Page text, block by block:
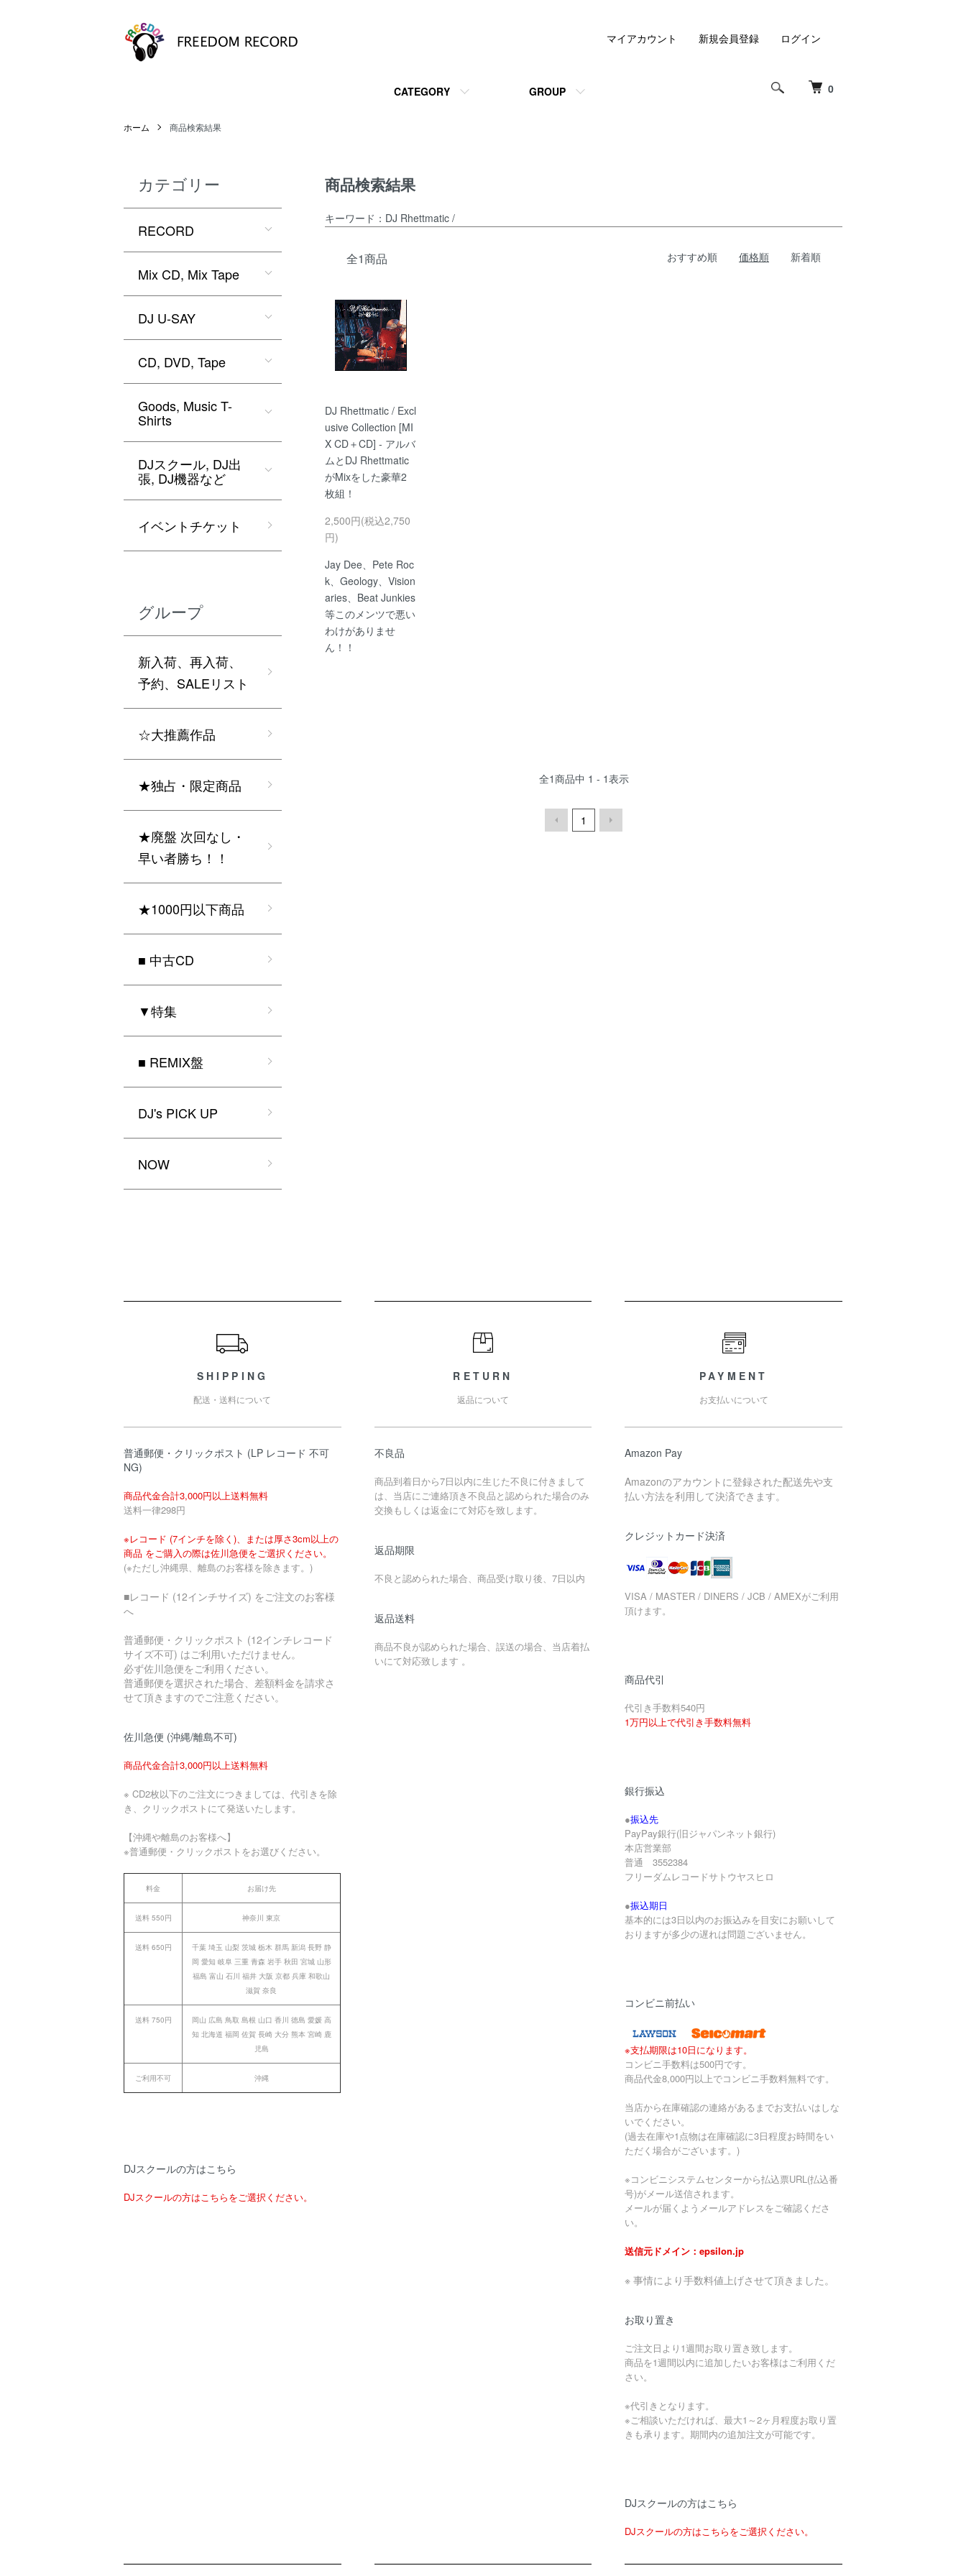
0
CATEGORY GROUP
マイアカウント 新規会員登録 ログイン
ホーム 商品検索結果
商品検索結果
キーワード：DJ Rhettmatic /
全1商品 おすすめ順 価格順 新着順
DJ Rhettmatic / Excl
usive Collection [MI
X CD＋CD] - アルバ
ムとDJ Rhettmatic
がMixをした豪華2
枚組！
2,500円(税込2,750
円)
Jay Dee、Pete Roc
k、Geology、Vision
aries、Beat Junkies
等このメンツで悪い
わけがありませ
ん！！
全1商品中 1 - 1表示
1
カテゴリー
RECORD
Mix CD, Mix Tape
DJ U-SAY
CD, DVD, Tape
Goods, Music T-
Shirts
DJスクール, DJ出
張, DJ機器など
イベントチケット
グループ
新入荷、再入荷、
予約、SALEリスト
☆大推薦作品
★独占・限定商品
★廃盤 次回なし・
早い者勝ち！！
★1000円以下商品
■ 中古CD
▼特集
■ REMIX盤
DJ's PICK UP
NOW
SHIPPING
配送・送料について
普通郵便・クリックポスト (LP レコード 不可
NG)
商品代金合計3,000円以上送料無料
送料一律298円
※レコード (7インチを除く)、または厚さ3cm以上の
商品 をご購入の際は佐川急便をご選択ください。
(※ただし沖縄県、離島のお客様を除きます。)
■レコード (12インチサイズ) をご注文のお客様
へ
普通郵便・クリックポスト (12インチレコード
サイズ不可) はご利用いただけません。
必ず佐川急便をご利用ください。
普通郵便を選択された場合、差額料金を請求さ
せて頂きますのでご注意ください。
佐川急便 (沖縄/離島不可)
商品代金合計3,000円以上送料無料
※ CD2枚以下のご注文につきましては、代引きを除
き、クリックポストにて発送いたします。
【沖縄や離島のお客様へ】
※普通郵便・クリックポストをお選びください。
料金 お届け先
送料 550円 神奈川 東京
送料 650円
千葉 埼玉 山梨 茨城 栃木 群馬 新潟 長野 静
岡 愛知 岐阜 三重 青森 岩手 秋田 宮城 山形
福島 富山 石川 福井 大阪 京都 兵庫 和歌山
滋賀 奈良
送料 750円
岡山 広島 鳥取 島根 山口 香川 徳島 愛媛 高
知 北海道 福岡 佐賀 長崎 大分 熊本 宮崎 鹿
児島
ご利用不可 沖縄
DJスクールの方はこちら
DJスクールの方はこちらをご選択ください。
RETURN
返品について
不良品
商品到着日から7日以内に生じた不良に付きまして
は、当店にご連絡頂き不良品と認められた場合のみ
交換もしくは返金にて対応を致します。
返品期限
不良と認められた場合、商品受け取り後、7日以内
返品送料
商品不良が認められた場合、誤送の場合、当店着払
いにて対応致します 。
PAYMENT
お支払いについて
Amazon Pay
Amazonのアカウントに登録された配送先や支
払い方法を利用して決済できます。
クレジットカード決済
VISA / MASTER / DINERS / JCB / AMEXがご利用
頂けます。
商品代引
代引き手数料540円
1万円以上で代引き手数料無料
銀行振込
●振込先
PayPay銀行(旧ジャパンネット銀行)
本店営業部
普通 3552384
フリーダムレコードサトウヤスヒロ
●振込期日
基本的には3日以内のお振込みを目安にお願いして
おりますが多少の遅れは問題ございません。
コンビニ前払い
※支払期限は10日になります。
コンビニ手数料は500円です。
商品代金8,000円以上でコンビニ手数料無料です。
当店から在庫確認の連絡があるまでお支払いはしな
いでください。
(過去在庫や1点物は在庫確認に3日程度お時間をい
ただく場合がございます。)
※コンビニシステムセンターから払込票URL(払込番
号)がメール送信されます。
メールが届くようメールアドレスをご確認くださ
い。
送信元ドメイン：epsilon.jp
※ 事情により手数料値上げさせて頂きました。
お取り置き
ご注文日より1週間お取り置き致します。
商品を1週間以内に追加したいお客様はご利用くだ
さい。
※代引きとなります。
※ご相談いただければ、最大1～2ヶ月程度お取り置
きも承ります。期間内の追加注文が可能です。
DJスクールの方はこちら
DJスクールの方はこちらをご選択ください。